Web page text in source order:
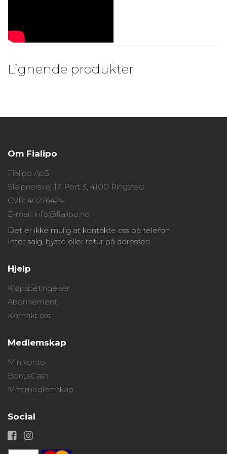
Lignende produkter
Om Fialipo
Fialipo ApS
Sleipnersvej 17, Port 3, 4100 Ringsted
CVR: 40276424
E-mail: info@fialipo.no
Det er ikke mulig at kontakte oss på telefon
Intet salg, bytte eller retur på adressen
Hjelp
Kjøpsbetingelser
Abonnement
Kontakt oss
Medlemskap
Min konto
BonusCash
Mitt medlemskap
Social